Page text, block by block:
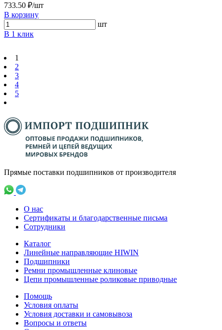
733.50 ₽/шт
В корзину
шт
В 1 клик
1
2
3
4
5
Прямые поставки подшипников от производителя
О нас
Сертификаты и благодарственные письма
Сотрудники
Каталог
Линейные направляющие HIWIN
Подшипники
Ремни промышленные клиновые
Цепи промышленные роликовые приводные
Помощь
Условия оплаты
Условия доставки и самовывоза
Вопросы и ответы